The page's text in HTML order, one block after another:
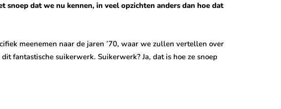
snoep dat we nu kennen, in veel opzichten anders dan hoe dat
meenemen naar de jaren ’70, waar we zullen vertellen over
fantastische suikerwerk. Suikerwerk? Ja, dat is hoe ze snoep